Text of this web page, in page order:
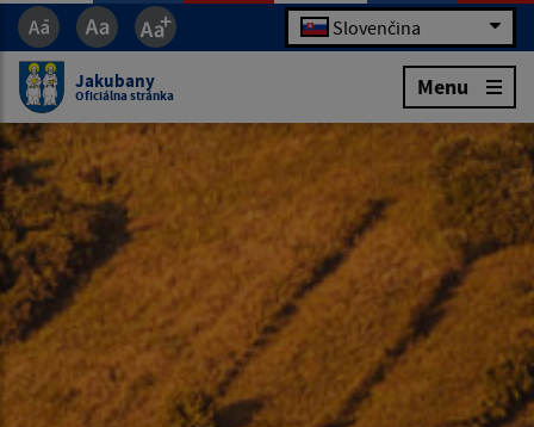
Slovenčina
Jakubany
Oficiálna stránka Menu